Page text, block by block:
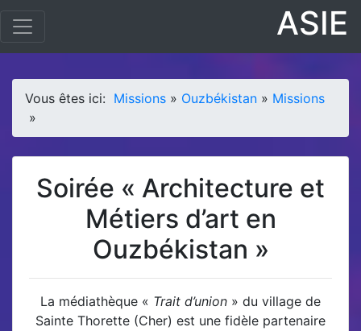
ASIE
Vous êtes ici: Missions » Ouzbékistan » Missions
»
Soirée « Architecture et
Métiers d’art en
Ouzbékistan »
La médiathèque « Trait d’union » du village de
Sainte Thorette (Cher) est une fidèle partenaire